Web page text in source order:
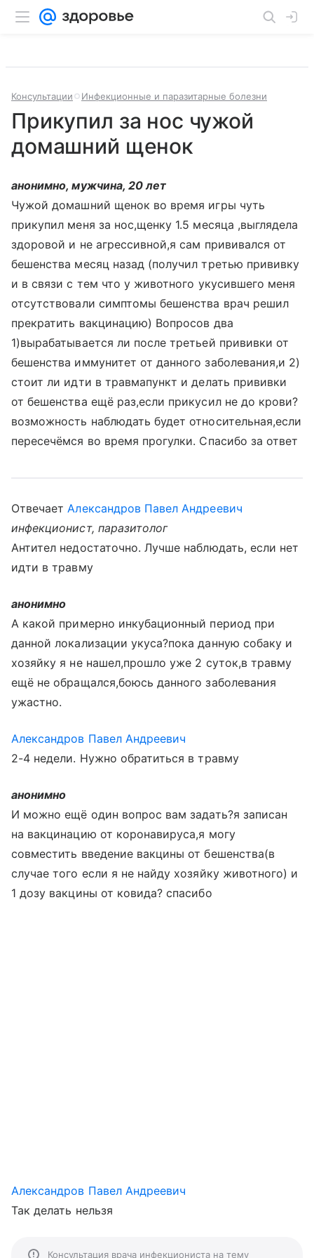
Консультации Инфекционные и паразитарные болезни
Прикупил за нос чужой
домашний щенок
анонимно, мужчина, 20 лет
Чужой домашний щенок во время игры чуть
прикупил меня за нос,щенку 1.5 месяца ,выглядела
здоровой и не агрессивной,я сам прививался от
бешенства месяц назад (получил третью прививку
и в связи с тем что у животного укусившего меня
отсутствовали симптомы бешенства врач решил
прекратить вакцинацию) Вопросов два
1)вырабатывается ли после третьей прививки от
бешенства иммунитет от данного заболевания,и 2)
стоит ли идти в травмапункт и делать прививки
от бешенства ещё раз,если прикусил не до крови?
возможность наблюдать будет относительная,если
пересечёмся во время прогулки. Спасибо за ответ
ОтвечаетАлександров Павел Андреевич
инфекционист, паразитолог
Антител недостаточно. Лучше наблюдать, если нет
идти в травму
анонимно
А какой примерно инкубационный период при
данной локализации укуса?пока данную собаку и
хозяйку я не нашел,прошло уже 2 суток,в травму
ещё не обращался,боюсь данного заболевания
ужастно.
Александров Павел Андреевич
2-4 недели. Нужно обратиться в травму
анонимно
И можно ещё один вопрос вам задать?я записан
на вакцинацию от коронавируса,я могу
совместить введение вакцины от бешенства(в
случае того если я не найду хозяйку животного) и
1 дозу вакцины от ковида? спасибо
Александров Павел Андреевич
Так делать нельзя
Консультация врача инфекциониста на тему